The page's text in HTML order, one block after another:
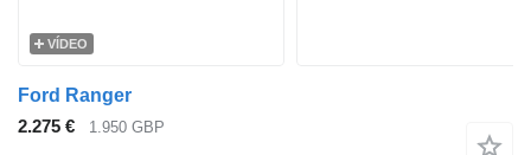
VÍDEO
Ford Ranger
2.275 €
1.950 GBP